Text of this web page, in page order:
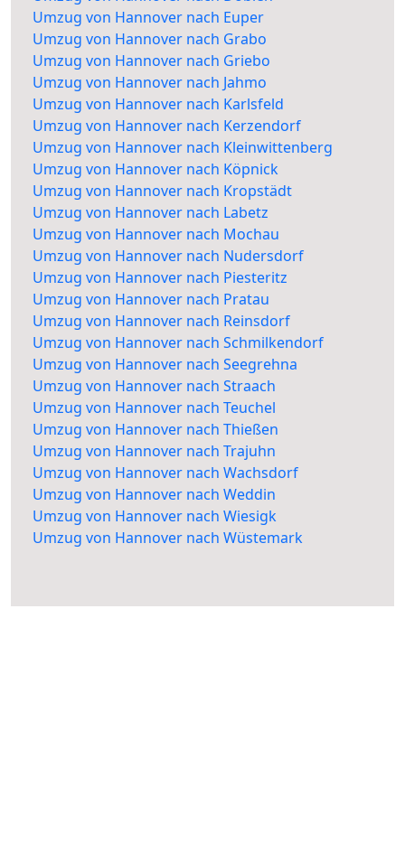
Umzug von Hannover nach Euper
Umzug von Hannover nach Grabo
Umzug von Hannover nach Griebo
Umzug von Hannover nach Jahmo
Umzug von Hannover nach Karlsfeld
Umzug von Hannover nach Kerzendorf
Umzug von Hannover nach Kleinwittenberg
Umzug von Hannover nach Köpnick
Umzug von Hannover nach Kropstädt
Umzug von Hannover nach Labetz
Umzug von Hannover nach Mochau
Umzug von Hannover nach Nudersdorf
Umzug von Hannover nach Piesteritz
Umzug von Hannover nach Pratau
Umzug von Hannover nach Reinsdorf
Umzug von Hannover nach Schmilkendorf
Umzug von Hannover nach Seegrehna
Umzug von Hannover nach Straach
Umzug von Hannover nach Teuchel
Umzug von Hannover nach Thießen
Umzug von Hannover nach Trajuhn
Umzug von Hannover nach Wachsdorf
Umzug von Hannover nach Weddin
Umzug von Hannover nach Wiesigk
Umzug von Hannover nach Wüstemark